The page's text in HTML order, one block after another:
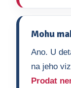
Mohu
Ano. U
na jeho
Prodat